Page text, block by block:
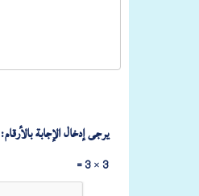
يرجى إدخال الإجابة بالأرقام:
3 × 3 =